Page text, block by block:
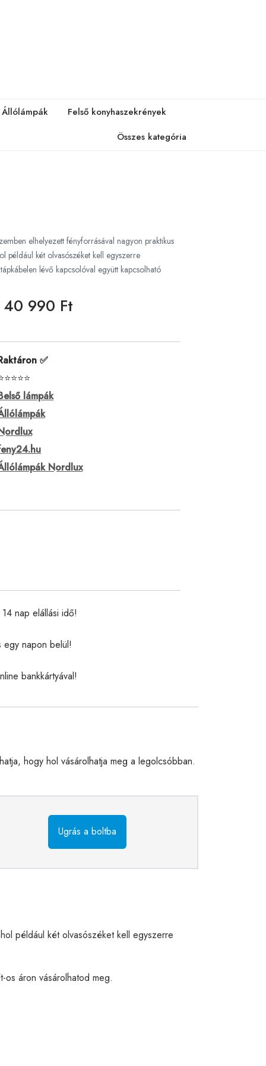
Állólámpák
Felső konyhaszekrények
Összes kategória
elhelyezett fényforrásával nagyon praktikus
például két olvasószéket kell egyszerre
lévő kapcsolóval együtt kapcsolható
40 990 Ft
✅
lámpák
Nordlux
nap elállási idő!
egy napon belül!
bankkártyával!
hogy hol vásárolhatja meg a legolcsóbban.
Ugrás a boltba
például két olvasószéket kell egyszerre
áron vásárolhatod meg.